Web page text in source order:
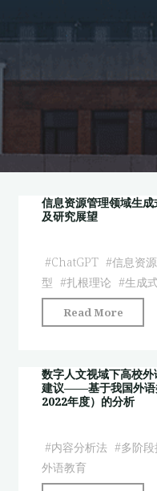
信息资源管理领域生
及研究展望
#ChatGPT #信息资
型 #扎根理论 #生成
Read More
息
源
管
理
域
数字人文视域下高校外
建议——基于我国外语
2022年度）的分析
#内容分析法 #多阶
外语教育